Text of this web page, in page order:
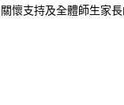
懷支持及全體師生家